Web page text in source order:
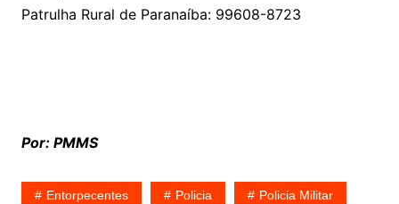
Patrulha Rural de Paranaíba: 99608-8723
Por: PMMS
Entorpecentes Policia Policia Militar